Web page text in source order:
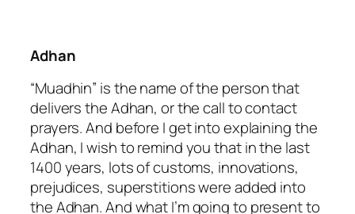
Adhan
“Muadhin” is the name of the person that
delivers the Adhan, or the call to contact
prayers. And before I get into explaining the
Adhan, I wish to remind you that in the last
1400 years, lots of customs, innovations,
prejudices, superstitions were added into
the Adhan. And what I’m going to present to